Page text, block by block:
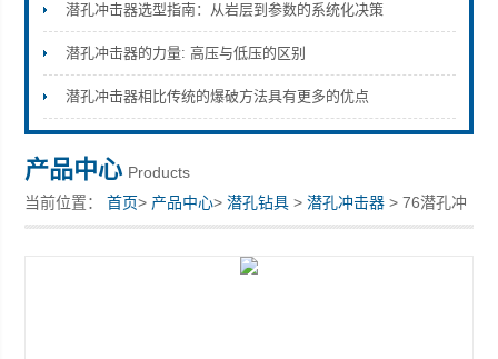
宣化县瑞科钻孔机械厂
潜孔冲击器选型指南：从岩层到参数的系统化决策
潜孔冲击器的力量: 高压与低压的区别
潜孔冲击器相比传统的爆破方法具有更多的优点
产品中心 Products
当前位置：首页> 产品中心>潜孔钻具 >潜孔冲击器 > 76潜孔冲
击器，钎头，76钻杆，跟管，钻机配件